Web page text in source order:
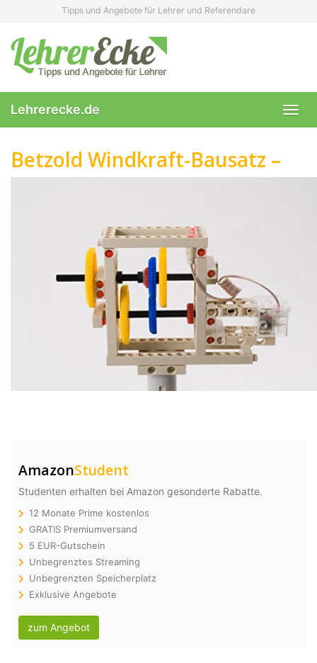
content
Tipps und Angebote für Lehrer und Referendare
Lehrerecke.de
Betzold Windkraft-Bausatz –
AmazonStudent
Studenten erhalten bei Amazon gesonderte Rabatte.
12 Monate Prime kostenlos
GRATIS Premiumversand
5 EUR-Gutschein
Unbegrenztes Streaming
Unbegrenzten Speicherplatz
Exklusive Angebote
zum Angebot